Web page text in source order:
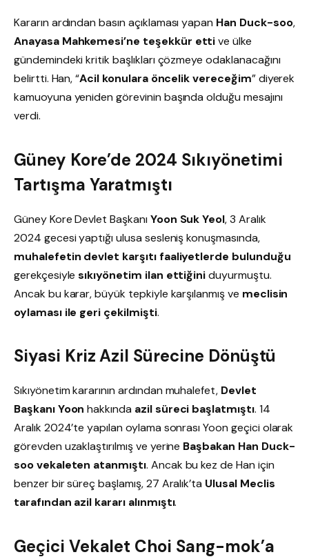
Kararın ardından basın açıklaması yapan Han Duck-soo,
Anayasa Mahkemesi’ne teşekkür ettive ülke
gündemindeki kritik başlıkları çözmeye odaklanacağını
belirtti. Han, “Acil konulara öncelik vereceğim” diyerek
kamuoyuna yeniden görevinin başında olduğu mesajını
verdi.
Güney Kore’de 2024 Sıkıyönetimi
Tartışma Yaratmıştı
Güney Kore Devlet Başkanı Yoon Suk Yeol, 3 Aralık
2024 gecesi yaptığı ulusa sesleniş konuşmasında,
muhalefetin devlet karşıtı faaliyetlerde bulunduğu
gerekçesiylesıkıyönetim ilan ettiğiniduyurmuştu.
Ancak bu karar, büyük tepkiyle karşılanmış ve meclisin
oylaması ile geri çekilmişti.
Siyasi Kriz Azil Sürecine Dönüştü
Sıkıyönetim kararının ardından muhalefet, Devlet
Başkanı Yoon hakkında azil süreci başlatmıştı. 14
Aralık 2024’te yapılan oylama sonrası Yoon geçici olarak
görevden uzaklaştırılmış ve yerine Başbakan Han Duck-
soo vekaleten atanmıştı. Ancak bu kez de Han için
benzer bir süreç başlamış, 27 Aralık’ta Ulusal Meclis
tarafından azil kararı alınmıştı.
Geçici Vekalet Choi Sang-mok’a